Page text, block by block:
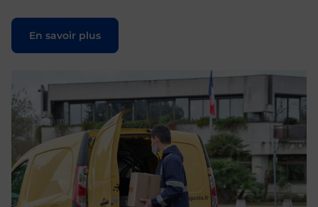
En savoir plus
Le lien s'ouvre dans un nouvel onglet